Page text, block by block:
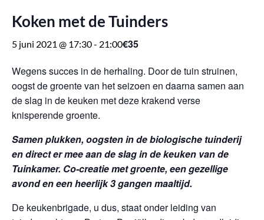
Koken met de Tuinders
5 juni 2021 @ 17:30- 21:00€35
Wegens succes in de herhaling. Door de tuin struinen,
oogst de groente van het seizoen en daarna samen aan
de slag in de keuken met deze krakend verse
knisperende groente.
Samen plukken, oogsten in de biologische tuinderij
en direct er mee aan de slag in de keuken van de
Tuinkamer. Co-creatie met groente, een gezellige
avond en een heerlijk 3 gangen maaltijd.
De keukenbrigade, u dus, staat onder leiding van